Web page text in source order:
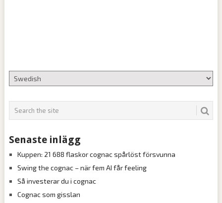
Senaste inlägg
Kuppen: 21 688 flaskor cognac spårlöst försvunna
Swing the cognac – när fem AI får feeling
Så investerar du i cognac
Cognac som gisslan